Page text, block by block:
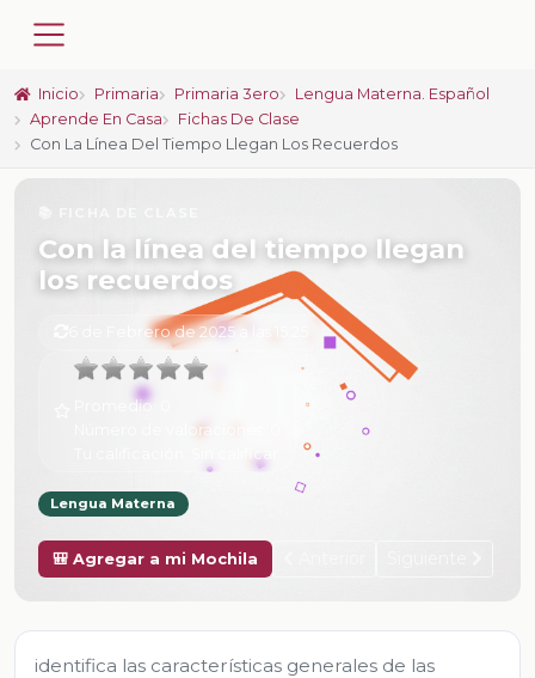
Inicio Primaria Primaria 3ero
Lengua Materna. Español
Aprende En Casa
Fichas De Clase
Con La Línea Del Tiempo Llegan Los Recuerdos
Con la línea del tiempo llegan
los recuerdos
6 de Febrero de 2025 a las 15:25
Promedio:
Número de valoraciones:
Sin calificar
Lengua Materna
🎒 Agregar a mi Mochila
identifica las características generales de las